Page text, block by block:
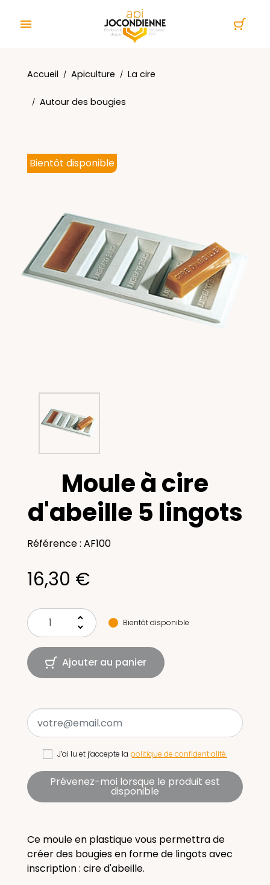

Accueil Apiculture La cire
Autour des bougies
Bientôt disponible
Moule à cire
d'abeille 5 lingots
Référence : AF100
16,30 €
keyboard_arrow_up
keyboard_arrow_down
Bientôt disponible
Ajouter au panier
J’ai lu et j’accepte la politique de confidentialité.
Prévenez-moi lorsque le produit est
disponible
Ce moule en plastique vous permettra de
créer des bougies en forme de lingots avec
inscription : cire d'abeille.
Panneau de gestion des cookies